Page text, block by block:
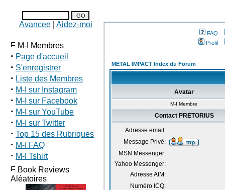
Avancee| Aidez-moi
M-I Membres
· Page d'accueil
· S'enregistrer
· Liste des Membres
· M-I sur Instagram
· M-I sur Facebook
· M-I sur YouTube
· M-I sur Twitter
· Top 15 des Rubriques
· M-I FAQ
· M-I Tshirt
Book Reviews
Aléatoires
FAQ
Profil
METAL IMPACT Index du Forum
Avatar
M-I Membre
Contact PRETORIUS
Adresse email:
Message Privé:
MSN Messenger:
Yahoo Messenger:
Adresse AIM:
Numéro ICQ: